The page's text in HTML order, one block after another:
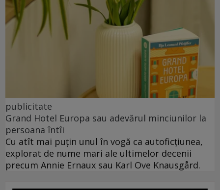
publicitate
Grand Hotel Europa sau adevărul minciunilor la
persoana întîi
Cu atît mai puțin unul în vogă ca autoficțiunea,
explorat de nume mari ale ultimelor decenii
precum Annie Ernaux sau Karl Ove Knausgård.